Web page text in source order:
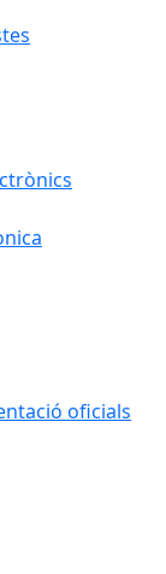
oficials